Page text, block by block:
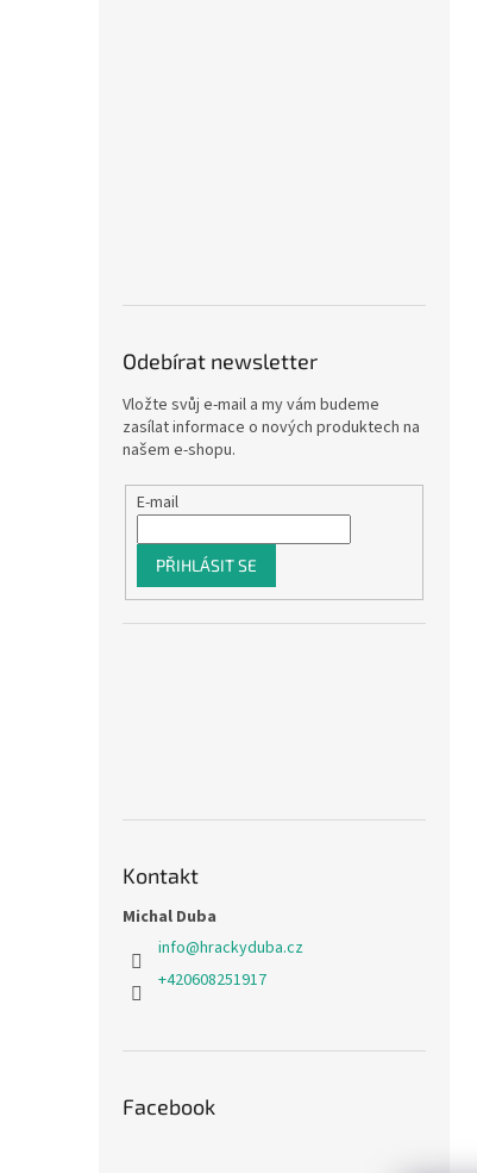
Odebírat newsletter
Vložte svůj e-mail a my vám budeme
zasílat informace o nových produktech na
našem e-shopu.
E-mail
PŘIHLÁSIT SE
Kontakt
Michal Duba
info@hrackyduba.cz
+420608251917
Facebook